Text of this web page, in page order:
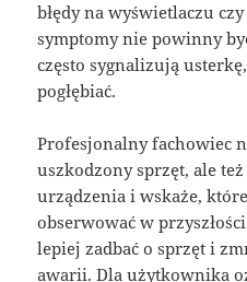
błędy na wyświetlaczu
symptomy nie powinny
często sygnalizują
pogłębiać.
Profesjonalny fachowiec
uszkodzony sprzęt, ale
urządzenia i wskaże,
obserwować w
lepiej zadbać o sprzęt i
awarii. Dla użytkownika